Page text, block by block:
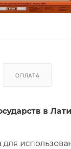
ОПЛАТА
в